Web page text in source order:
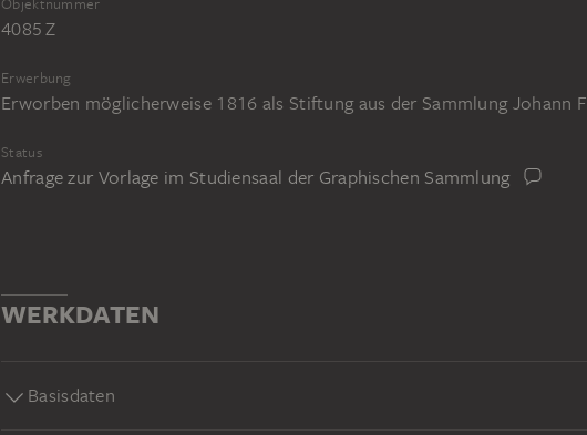
Objektnummer
4085 Z
Erwerbung
Erworben möglicherweise 1816 als Stiftung aus der Sammlung Johann
Status
Anfrage zur Vorlage im Studiensaal der Graphischen Sammlung
WERKDATEN
Basisdaten